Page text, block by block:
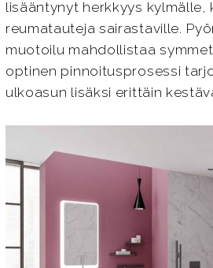
lisääntynyt herkkyys kylmälle,
reumatauteja sairastaville.
muotoilu mahdollistaa
optinen pinnoitusprosessi
ulkoasun lisäksi erittäin